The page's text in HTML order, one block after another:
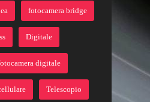
fotocamera bridge
Digitale
digitale
Telescopio